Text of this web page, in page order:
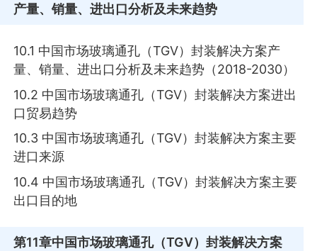
产量、销量、进出口分析及未来趋势
10.1 中国市场玻璃通孔（TGV）封装解决方案产
量、销量、进出口分析及未来趋势（2018-2030）
10.2 中国市场玻璃通孔（TGV）封装解决方案进出
口贸易趋势
10.3 中国市场玻璃通孔（TGV）封装解决方案主要
进口来源
10.4 中国市场玻璃通孔（TGV）封装解决方案主要
出口目的地
第11章中国市场玻璃通孔（TGV）封装解决方案